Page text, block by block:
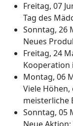
Freitag, 07
Tag des
Sonntag, 26
Neues
Freitag, 24
Kooperation
Montag, 06
Viele
meisterliche
Sonntag, 05